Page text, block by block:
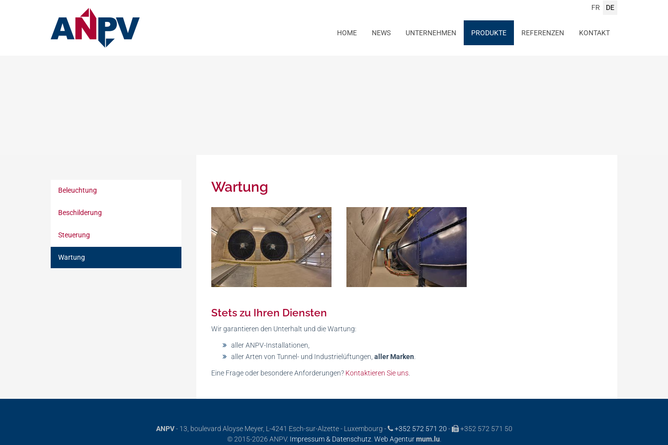
FR DE
HOME NEWS UNTERNEHMEN PRODUKTE REFERENZEN KONTAKT
Wartung
Stets zu Ihren Diensten
Wir garantieren den Unterhalt und die Wartung:
aller ANPV-Installationen,
aller Arten von Tunnel- und Industrielüftungen, aller Marken.
Eine Frage oder besondere Anforderungen? Kontaktieren Sie uns.
Beleuchtung
Beschilderung
Steuerung
Wartung
ANPV- 13, boulevard Aloyse Meyer, L-4241 Esch-sur-Alzette - Luxembourg - +352 572 571 20 -
+352 572 571 50
© 2015-2026 ANPV. Impressum & Datenschutz. Web Agentur mum.lu.